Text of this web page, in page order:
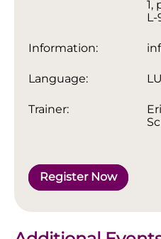
1,
Information:
Language:
Trainer:
Register Now